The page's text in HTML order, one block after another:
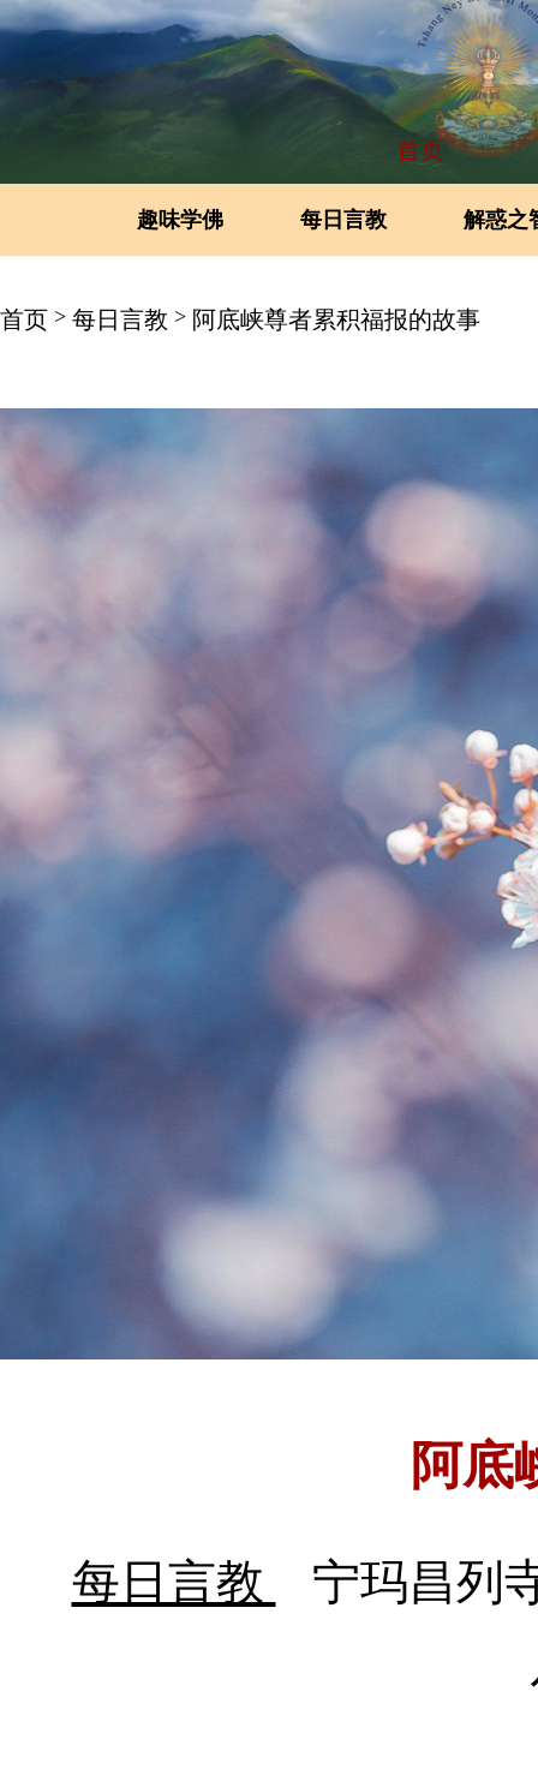
首页
趣味学佛 每日言教 解惑之
首页 > 每日言教 > 阿底峡尊者累积福报的故事
阿底
每日言教
宁玛昌列